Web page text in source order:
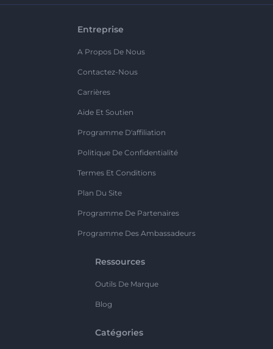
Entreprise
A Propos De Nous
Contactez-Nous
Carrières
Aide Et Soutien
Programme D'affiliation
Politique De Confidentialité
Termes Et Conditions
Plan Du Site
Programme De Partenaires
Programme Des Ambassadeurs
Ressources
Outils De Marque
Blog
Catégories